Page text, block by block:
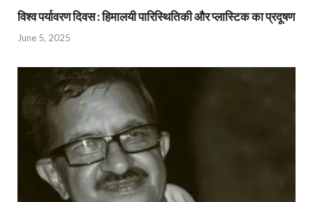
विश्व पर्यावरण दिवस : हिमालयी पारिस्थितिकी और प्लास्टिक का प्रदूषण
June 5, 2025